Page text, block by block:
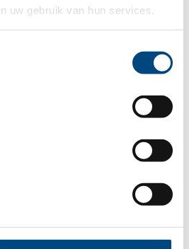
uw gebruik van hun services.
worden ingezet.
informatie over
Spoedhulp?